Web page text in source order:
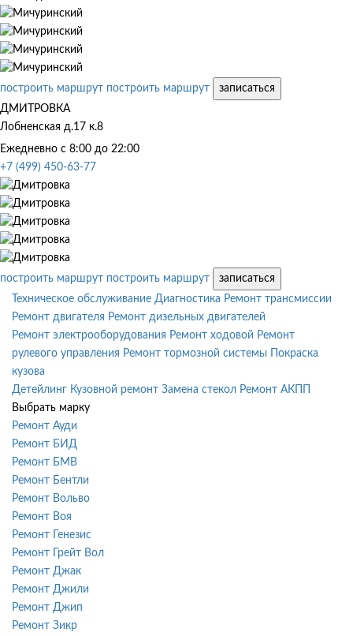
построить маршрут построить маршрут
записаться
ДМИТРОВКА
Лобненская д.17 к.8
Ежедневно с 8:00 до 22:00
+7 (499) 450-63-77
построить маршрут построить маршрут
записаться
Техническое обслуживание Диагностика Ремонт трансмиссии
Ремонт двигателя Ремонт дизельных двигателей
Ремонт электрооборудования Ремонт ходовой Ремонт
рулевого управления Ремонт тормозной системы
Покраска
кузова
Детейлинг Кузовной ремонт Замена стекол Ремонт АКПП
Выбрать марку
Ремонт Ауди
Ремонт БИД
Ремонт БМВ
Ремонт Бентли
Ремонт Вольво
Ремонт Воя
Ремонт Генезис
Ремонт Грейт Вол
Ремонт Джак
Ремонт Джили
Ремонт Джип
Ремонт Зикр